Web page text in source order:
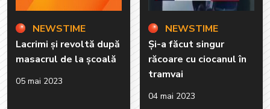
NEWSTIME
Lacrimi și revoltă după
masacrul de la școală
05 mai 2023
NEWSTIME
Și-a făcut singur
răcoare cu ciocanul în
tramvai
04 mai 2023